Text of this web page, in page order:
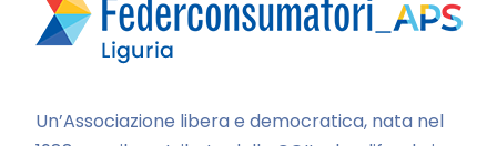
Un’Associazione libera e democratica, nata nel